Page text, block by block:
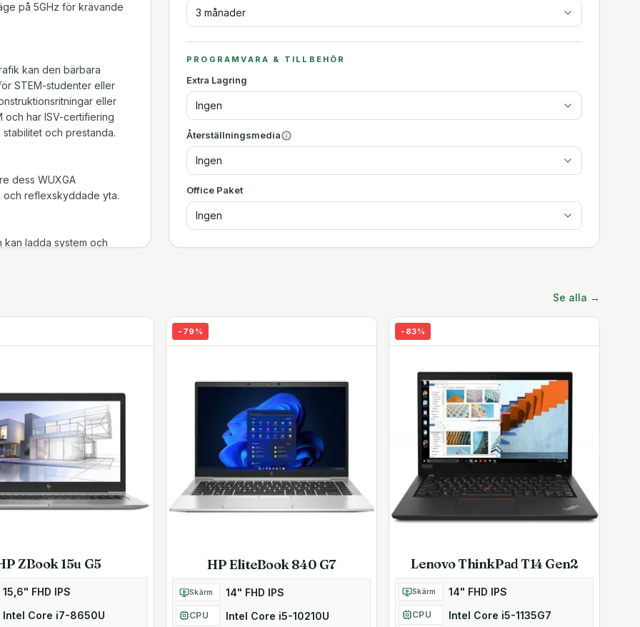
3 månader
PROGRAMVARA & TILLBEHÖR
Extra Lagring
Ingen
Återställningsmedia
Ingen
Office Paket
Ingen
på 5GHz för krävande
kan den bärbara
STEM-studenter eller
eller
och har ISV-certifiering
och prestanda.
dess WUXGA
och reflexskyddade yta.
kan ladda system och
3 på den vändbara
på upp till 40 Gbps, samt
datorn till en
dina datorer snabbare
hjälpa dig med kritiska
pch DisplayPort
Se alla →
ZBook 15u G5
15,6" FHD IPS
Intel Core i7-8650U
- 79 %
HP EliteBook 840 G7
Skärm 14" FHD IPS
CPU Intel Core i5-10210U
- 83%
Lenovo ThinkPad T14 Gen2
Skärm 14" FHD IPS
CPU Intel Core i5-1135G7